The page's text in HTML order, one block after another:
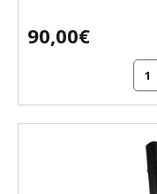
90,00€